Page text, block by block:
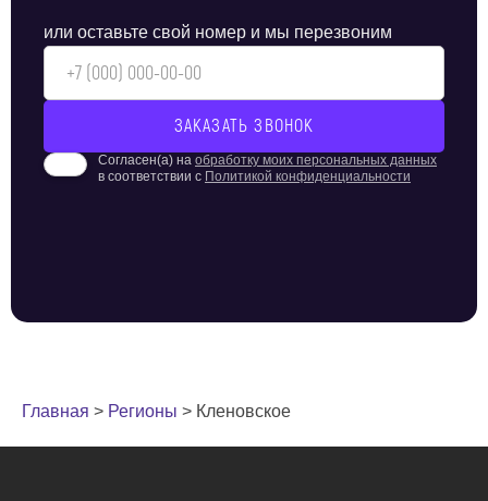
или оставьте свой номер и мы перезвоним
Согласен(а) на обработку моих персональных данных
в соответствии с Политикой конфиденциальности
Главная > Регионы > Кленовское